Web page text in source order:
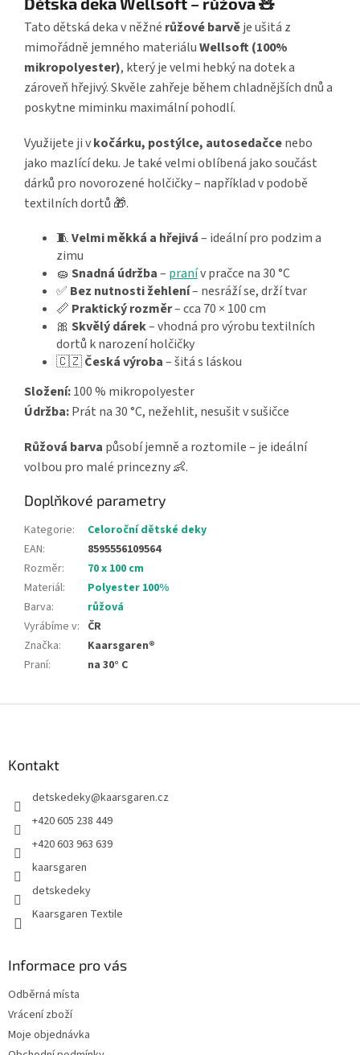
Tato dětská deka v něžné růžové barvěje ušitá z
mimořádně jemného materiáluWellsoft (100%
mikropolyester), který je velmi hebký na dotek a
zároveň hřejivý. Skvěle zahřeje během chladnějších dnů a
poskytne miminku maximální pohodlí.
Využijete ji vkočárku, postýlce, autosedačcenebo
jako mazlící deku. Je také velmi oblíbená jako součást
dárků pro novorozené holčičky – například v podobě
textilních dortů 🎁.
🧵Velmi měkká a hřejivá– ideální pro podzim a
zimu
🧽 Snadná údržba– pranív pračce na 30 °C
✅ Bez nutnosti žehlení– nesráží se, drží tvar
📏 Praktický rozměr– cca 70 × 100 cm
🎀 Skvělý dárek– vhodná pro výrobu textilních
dortů k narození holčičky
🇨🇿Česká výroba– šitá s láskou
Složení:100 % mikropolyester
Údržba:Prát na 30 °C, nežehlit, nesušit v sušičce
Růžová barva působí jemně a roztomile – je ideální
volbou pro malé princezny 👶.
Doplňkové parametry
Kategorie:
Celoroční dětské deky
EAN:
8595556109564
Rozměr:
70 x 100 cm
Materiál:
Polyester 100%
Barva:
růžová
Vyrábíme v: ČR
Značka:
Kaarsgaren®
Praní: na 30° C
Kontakt
detskedeky@kaarsgaren.cz
+420 605 238 449
+420 603 963 639
kaarsgaren
detskedeky
Kaarsgaren Textile
Informace pro vás
Odběrná místa
Vrácení zboží
Moje objednávka